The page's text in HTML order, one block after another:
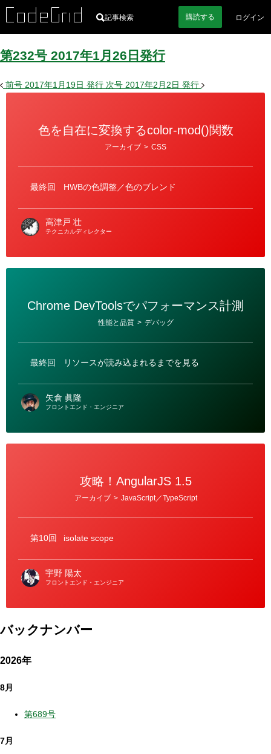
記事検索 購読する ログイン
第232号 2017年1 月 26 日 発行
前号 2017年1月19日 発行 次号 2017年2月2日 発行
色を自在に変換するcolor-mod()関数
アーカイブ > CSS
最終回 HWBの色調整／色のブレンド
高津戸 壮
テクニカルディレクター
Chrome DevToolsでパフォーマンス計測
性能と品質 > デバッグ
最終回 リソースが読み込まれるまでを見る
矢倉 眞隆
フロントエンド・エンジニア
攻略！AngularJS 1.5
アーカイブ > JavaScript／TypeScript
第10回 isolate scope
宇野 陽太
フロントエンド・エンジニア
バックナンバー
2026年
8月
第689号
7月